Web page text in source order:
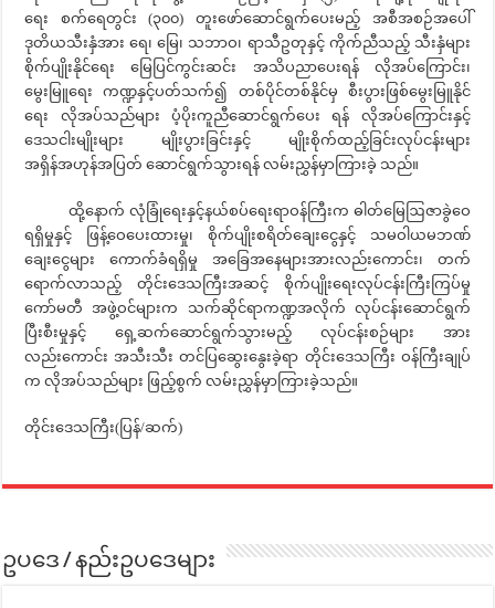
ရေး စက်ရေတွင်း (၃၀၀) တူးဖော်ဆောင်ရွက်ပေးမည့် အစီအစဉ်အပေါ်
ဒုတိယသီးနှံအား ရေ၊ မြေ၊ သဘာဝ၊ ရာသီဥတုနှင့် ကိုက်ညီသည့် သီးနှံများ
စိုက်ပျိုးနိုင်ရေး မြေပြင်ကွင်းဆင်း အသိပညာပေးရန် လိုအပ်ကြောင်း၊
မွေးမြူရေး ကဏ္ဍနှင့်ပတ်သက်၍ တစ်ပိုင်တစ်နိုင်မှ စီးပွားဖြစ်မွေးမြူနိုင်
ရေး လိုအပ်သည်များ ပံ့ပိုးကူညီဆောင်ရွက်ပေး ရန် လိုအပ်ကြောင်းနှင့်
ဒေသငါးမျိုးများ မျိုးပွားခြင်းနှင့် မျိုးစိုက်ထည့်ခြင်းလုပ်ငန်းများ
အရှိန်အဟုန်အပြတ် ဆောင်ရွက်သွားရန် လမ်းညွှန်မှာကြားခဲ့ သည်။
ထို့နောက် လုံခြုံရေးနှင့်နယ်စပ်ရေးရာဝန်ကြီးက ဓါတ်မြေဩဇာခွဲဝေ
ရရှိမှုနှင့် ဖြန့်ဝေပေးထားမှု၊ စိုက်ပျိုးစရိတ်ချေးငွေနှင့် သမဝါယမဘဏ်
ချေးငွေများ ကောက်ခံရရှိမှု အခြေအနေများအားလည်းကောင်း၊ တက်
ရောက်လာသည့် တိုင်းဒေသကြီးအဆင့် စိုက်ပျိုးရေးလုပ်ငန်းကြီးကြပ်မှု
ကော်မတီ အဖွဲ့ဝင်များက သက်ဆိုင်ရာကဏ္ဍအလိုက် လုပ်ငန်းဆောင်ရွက်
ပြီးစီးမှုနှင့် ရှေ့ဆက်ဆောင်ရွက်သွားမည့် လုပ်ငန်းစဉ်များ အား
လည်းကောင်း အသီးသီး တင်ပြဆွေးနွေးခဲ့ရာ တိုင်းဒေသကြီး ဝန်ကြီးချုပ်
က လိုအပ်သည်များ ဖြည့်စွက် လမ်းညွှန်မှာကြားခဲ့သည်။
တိုင်းဒေသကြီး(ပြန်/ဆက်)
ဥပဒေ / နည်းဥပဒေများ